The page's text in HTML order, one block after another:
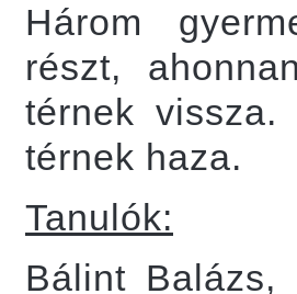
Három
részt,
térnek
térnek haza.
Tanulók:
Bálint Balázs,